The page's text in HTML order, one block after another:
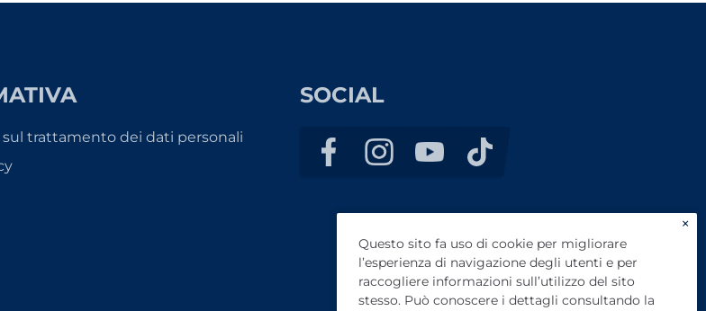
trattamento dei dati personali
SOCIAL
×
Questo sito fa uso di cookie per migliorare
l’esperienza di navigazione degli utenti e per
raccogliere informazioni sull’utilizzo del sito
stesso. Può conoscere i dettagli consultando la